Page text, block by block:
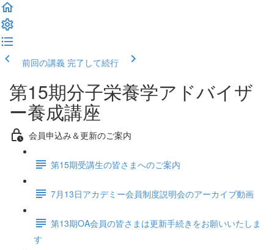
前回の講義 完了して続行
第15期分子栄養学アドバイザ
ー養成講座
会員申込み＆更新のご案内
第15期受講生の皆さまへのご案内
7月13日アカデミー会員制度説明会のアーカイブ動画
第13期OA会員の皆さまは更新手続きをお願いいたしま
す